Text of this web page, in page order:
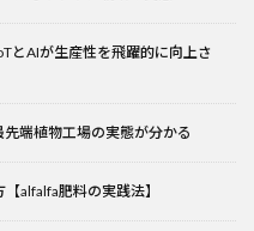
とAIが生産性を飛躍的に向上さ
端植物工場の実態が分かる
alfalfa肥料の実践法】